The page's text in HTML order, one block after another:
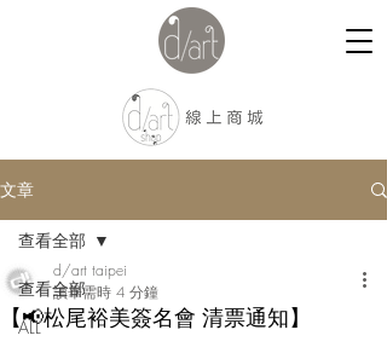
文章
查看全部
ALL
查看全部
【📢松尾裕美簽名會 清票通知】
d/art taipei
讀畢需時 4 分鐘